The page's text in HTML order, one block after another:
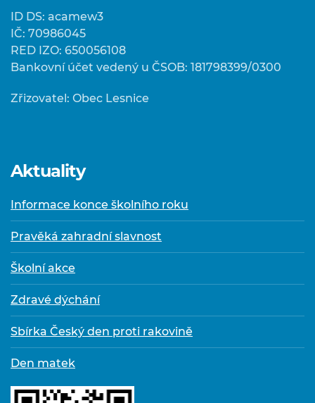
ID DS: acamew3
IČ: 70986045
RED IZO: 650056108
Bankovní účet vedený u ČSOB: 181798399/0300
Zřizovatel: Obec Lesnice
Aktuality
Informace konce školního roku
Pravěká zahradní slavnost
Školní akce
Zdravé dýchání
Sbírka Český den proti rakovině
Den matek